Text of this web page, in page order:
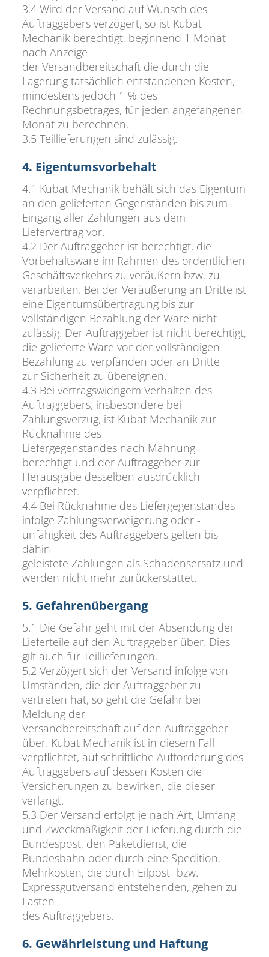
3.4 Wird der Versand auf Wunsch des
Auftraggebers verzögert, so ist Kubat
Mechanik berechtigt, beginnend 1 Monat
nach Anzeige
der Versandbereitschaft die durch die
Lagerung tatsächlich entstandenen Kosten,
mindestens jedoch 1 % des
Rechnungsbetrages, für jeden angefangenen
Monat zu berechnen.
3.5 Teillieferungen sind zulässig.
4. Eigentumsvorbehalt
4.1 Kubat Mechanik behält sich das Eigentum
an den gelieferten Gegenständen bis zum
Eingang aller Zahlungen aus dem
Liefervertrag vor.
4.2 Der Auftraggeber ist berechtigt, die
Vorbehaltsware im Rahmen des ordentlichen
Geschäftsverkehrs zu veräußern bzw. zu
verarbeiten. Bei der Veräußerung an Dritte ist
eine Eigentumsübertragung bis zur
vollständigen Bezahlung der Ware nicht
zulässig. Der Auftraggeber ist nicht berechtigt,
die gelieferte Ware vor der vollständigen
Bezahlung zu verpfänden oder an Dritte
zur Sicherheit zu übereignen.
4.3 Bei vertragswidrigem Verhalten des
Auftraggebers, insbesondere bei
Zahlungsverzug, ist Kubat Mechanik zur
Rücknahme des
Liefergegenstandes nach Mahnung
berechtigt und der Auftraggeber zur
Herausgabe desselben ausdrücklich
verpflichtet.
4.4 Bei Rücknahme des Liefergegenstandes
infolge Zahlungsverweigerung oder -
unfähigkeit des Auftraggebers gelten bis
dahin
geleistete Zahlungen als Schadensersatz und
werden nicht mehr zurückerstattet.
5. Gefahrenübergang
5.1 Die Gefahr geht mit der Absendung der
Lieferteile auf den Auftraggeber über. Dies
gilt auch für Teillieferungen.
5.2 Verzögert sich der Versand infolge von
Umständen, die der Auftraggeber zu
vertreten hat, so geht die Gefahr bei
Meldung der
Versandbereitschaft auf den Auftraggeber
über. Kubat Mechanik ist in diesem Fall
verpflichtet, auf schriftliche Aufforderung des
Auftraggebers auf dessen Kosten die
Versicherungen zu bewirken, die dieser
verlangt.
5.3 Der Versand erfolgt je nach Art, Umfang
und Zweckmäßigkeit der Lieferung durch die
Bundespost, den Paketdienst, die
Bundesbahn oder durch eine Spedition.
Mehrkosten, die durch Eilpost- bzw.
Expressgutversand entstehenden, gehen zu
Lasten
des Auftraggebers.
6. Gewährleistung und Haftung